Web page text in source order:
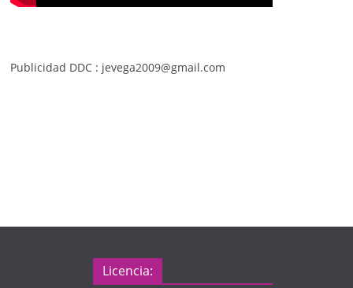
Publicidad DDC : jevega2009@gmail.com
Licencia: